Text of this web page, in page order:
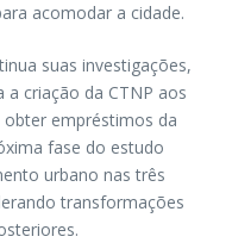
acomodar a cidade.
suas investigações,
criação da CTNP aos
empréstimos da
fase do estudo
urbano nas três
transformações